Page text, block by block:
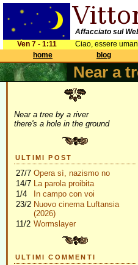
Affacciato sul
Ven 7 - 1:11
Ciao, essere
home
blog
Near a
Near a tree by a river
there's a hole in the ground
ULTIMI POST
27/7 Opera sì, nazismo no
14/7 La parola proibita
1/4
In campo con voi
23/2 Nuovo cinema Luftansia
(2026)
11/2 Wormslayer
ULTIMI COMMENTI